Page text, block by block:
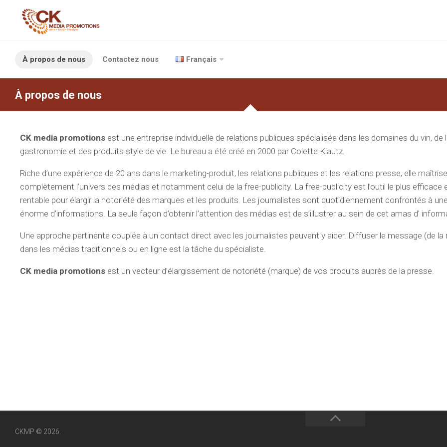
À propos de nous Contactez nous Français
À propos de nous
CK media promotions est une entreprise individuelle de relations publiques spécialisée dans les domaines du vin, de
gastronomie et des produits style de vie. Le bureau a été créé en 2000 par Colette Klautz.
Riche d’une expérience de 20 ans dans le marketing-produit, les relations publiques et les relations presse, elle maîtrise
complètement l’univers des médias et notamment celui de la free-publicity. La free-publicity est l’outil le plus efficace
rentable pour élargir la notoriété des marques et les produits. Les journalistes sont quotidiennement confrontés à
énorme d’informations. La seule façon d’obtenir l’attention des médias est de s’illustrer au sein de cet amas d’
Une approche pertinente couplée à un contact direct avec les journalistes peuvent y aider. Diffuser le message (de la
dans les médias traditionnels ou en ligne est la tâche du spécialiste.
CK media promotions est un vecteur d’élargissement de notoriété (marque) de vos produits auprès de la presse.
CKMP © 2026.